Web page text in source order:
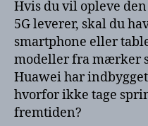
Hvis du vil opleve
5G leverer, skal du
smartphone eller
modeller fra mærker
Huawei har
hvorfor ikke tage
fremtiden?